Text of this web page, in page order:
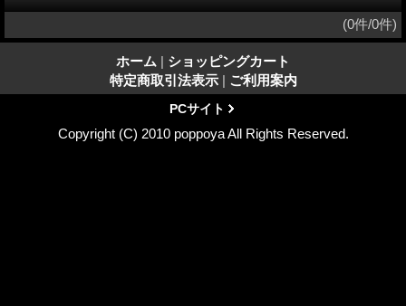
(0件/0件)
ホーム | ショッピングカート
特定商取引法表示 | ご利用案内
PCサイト
Copyright (C) 2010 poppoya All Rights Reserved.